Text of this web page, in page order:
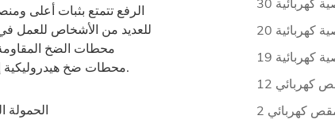
الرفع تتمتع بثبات أعلى
محطات ضخ هيدروليكية إيطالية ومحلية ، وسطح الطاولة يصنع لوحة فولاذية نمطية. يجعل العمل الجوي أكثر كفاءة وأمانًا.
الحمولة
كهربائي
مقص كهربائي